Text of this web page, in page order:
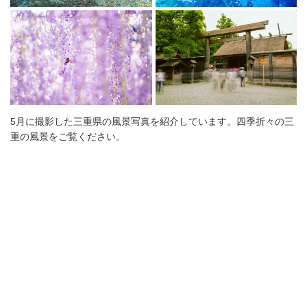
5月に撮影した三重県の風景写真を紹介しています。四季折々の三
重の風景をご覧ください。